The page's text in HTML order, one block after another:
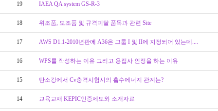
19 IAEA QA system GS-R-3
18 위조품, 모조품 및 규격미달 품목과 관련 Site
17 AWS D1.1-2010년판에 A36은 그룹 I 및 II에 지정되어 있는데....
16 WPS를 작성하는 이유 그리고 용접사 인정을 하는 이유
15 탄소강에서 Cv충격시험시의 흡수에너지 관계는?
14 교육교재 KEPIC인증제도와 소개자료